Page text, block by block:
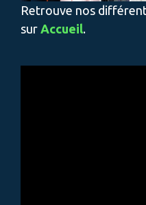
Retrouve nos
sur Accueil.